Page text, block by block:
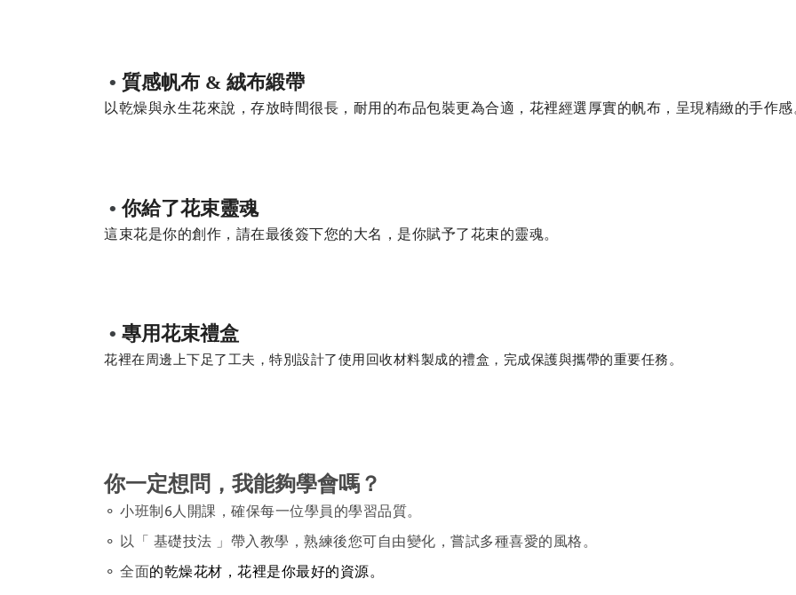
• 質感帆布 & 絨布緞帶
以乾燥與永生花來說，存放時間很長，耐用的布品包裝更為合適，花裡經選厚實的帆布，呈現精緻的手作感
•你給了花束靈魂
這束花是你的創作，請在最後簽下您的大名，是你賦予了花束的靈魂。
• 專用花束禮盒
花裡在周邊上下足了工夫，特別設計了使用回收材料製成的禮盒，完成保護與攜帶的重要任務。
你一定想問，我能夠學會嗎？
⚬ 小班制6人開課，確保每一位學員的學習品質。
⚬ 以「 基礎技法 」帶入教學，熟練後您可自由變化，嘗試多種喜愛的風格。
⚬ 全面的乾燥花材，花裡是你最好的資源。